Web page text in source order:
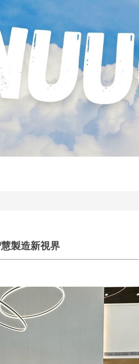
製造新視界